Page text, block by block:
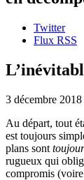
Twitter
Flux RSS
3 décembre 2018
Au départ, tout
est toujours
plans sont
rugueux qui
compromis